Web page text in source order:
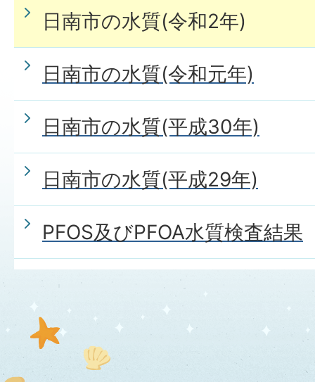
日南市の水質(令和2年)
日南市の水質(令和元年)
日南市の水質(平成30年)
日南市の水質(平成29年)
PFOS及びPFOA水質検査結果